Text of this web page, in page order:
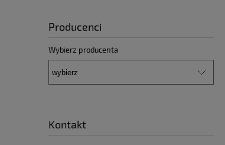
Producenci
Wybierz producenta
Kontakt